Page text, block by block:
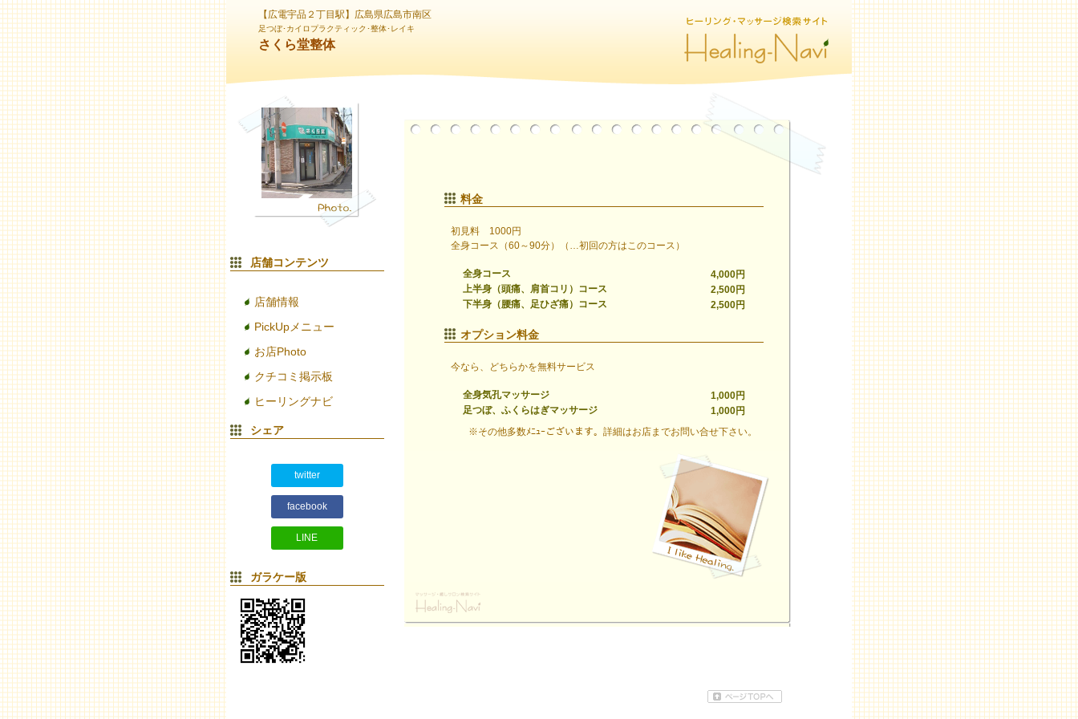
【広電宇品２丁目駅】広島県広島市南区
足つぼ･カイロプラクティック･整体･レイキ
さくら堂整体
店舗コンテンツ
店舗情報
PickUpメニュー
お店Photo
クチコミ掲示板
ヒーリングナビ
シェア
twitter
facebook
LINE
ガラケー版
料金
初見料 1000円
全身コース（60～90分）（…初回の方はこのコース）
全身コース
4,000円
上半身（頭痛、肩首コリ）コース
2,500円
下半身（腰痛、足ひざ痛）コース
2,500円
オプション料金
今なら、どちらかを無料サービス
全身気孔マッサージ
1,000円
足つぼ、ふくらはぎマッサージ
1,000円
※その他多数ﾒﾆｭｰございます。詳細はお店までお問い合せ下さい。